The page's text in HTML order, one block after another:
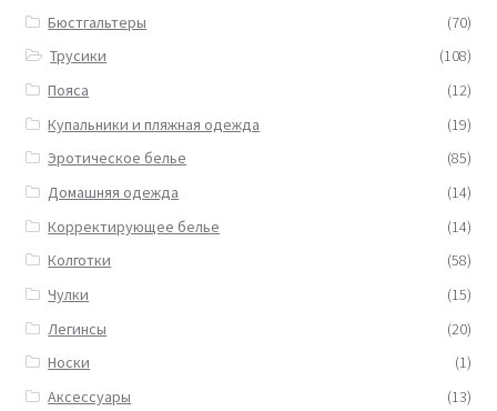
Бюстгальтеры
(70)
Трусики
(108)
Пояса
(12)
Купальники и пляжная одежда
(19)
Эротическое белье
(85)
Домашняя одежда
(14)
Корректирующее белье
(14)
Колготки
(58)
Чулки
(15)
Легинсы
(20)
Носки
(1)
Аксессуары
(13)